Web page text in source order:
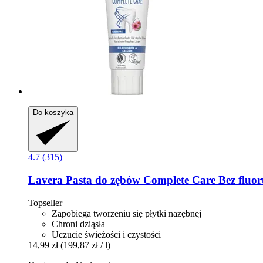
Do koszyka
4.7 (315)
Lavera Pasta do zębów Complete Care Bez
Topseller
Zapobiega tworzeniu się płytki nazębnej
Chroni dziąsła
Uczucie świeżości i czystości
14,99 zł (199,87 zł / l)